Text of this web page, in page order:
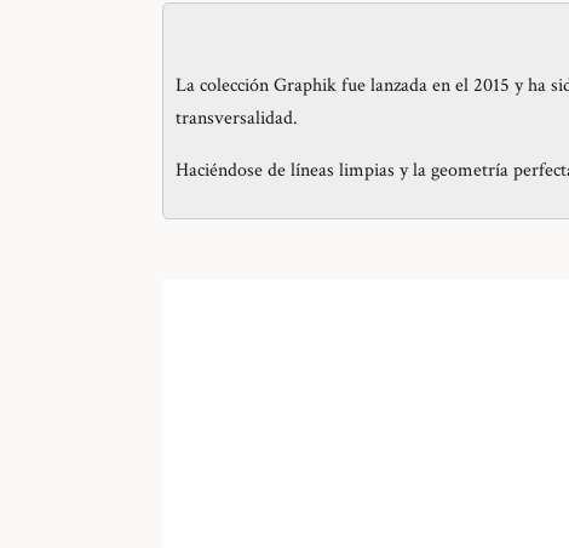
La colección Graphik fue lanzada en el 2015 y ha
transversalidad.
Haciéndose de líneas limpias y la geometría